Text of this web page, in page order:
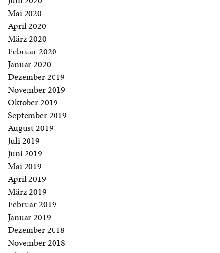
Mai 2020
April 2020
März 2020
Februar 2020
Januar 2020
Dezember 2019
November 2019
Oktober 2019
September 2019
August 2019
Juli 2019
Juni 2019
Mai 2019
April 2019
März 2019
Februar 2019
Januar 2019
Dezember 2018
November 2018